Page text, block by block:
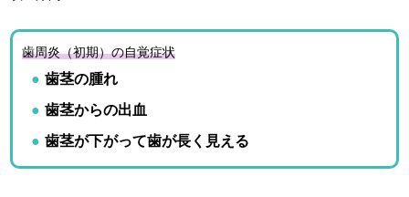
歯周炎（初期）の自覚症状
歯茎の腫れ
歯茎からの出血
歯茎が下がって歯が長く見える